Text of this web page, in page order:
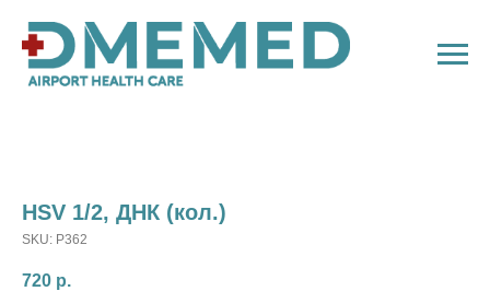
HSV 1/2, ДНК (кол.)
SKU: P362
720 р.